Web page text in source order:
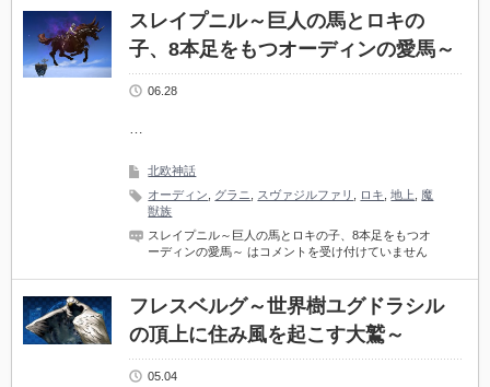
スレイプニル～巨人の馬とロキの
子、8本足をもつオーディンの愛馬～
06.28
…
北欧神話
オーディン
グラニ スヴァジルファリ ロキ ,地上
魔
獣族
スレイプニル～巨人の馬とロキの子、8本足をもつオ
ーディンの愛馬～ は コメントを受け付けていません
フレスベルグ～世界樹ユグドラシル
の頂上に住み風を起こす大鷲～
05.04